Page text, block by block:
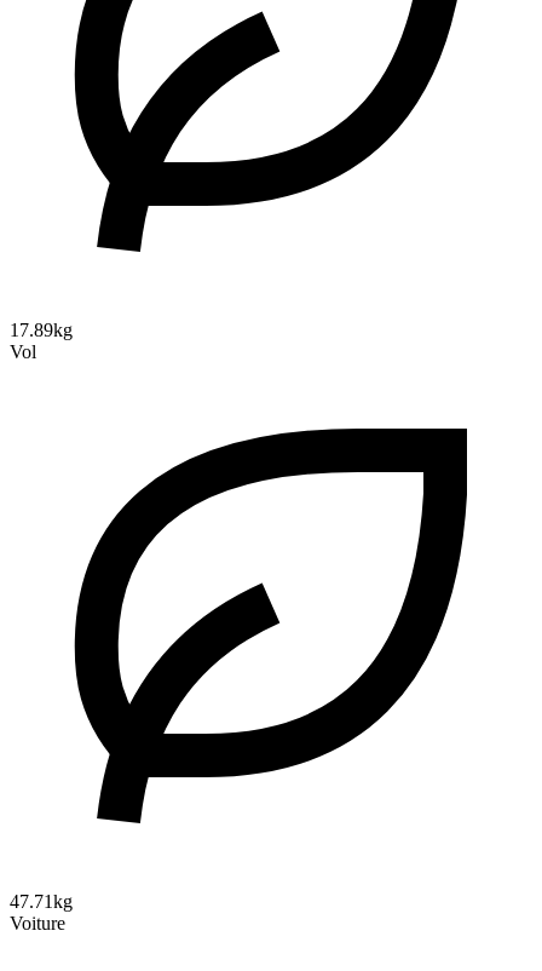
17.89kg
Vol
47.71kg
Voiture